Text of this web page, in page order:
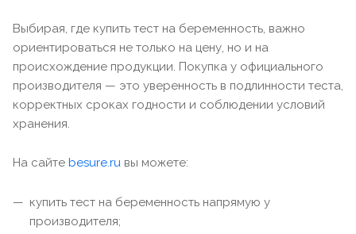
Выбирая, где купить тест на беременность, важно
ориентироваться не только на цену, но и на
происхождение продукции. Покупка у официального
производителя — это уверенность в подлинности теста,
корректных сроках годности и соблюдении условий
хранения.
На сайте besure.ru вы можете:
купить тест на беременность напрямую у
производителя;